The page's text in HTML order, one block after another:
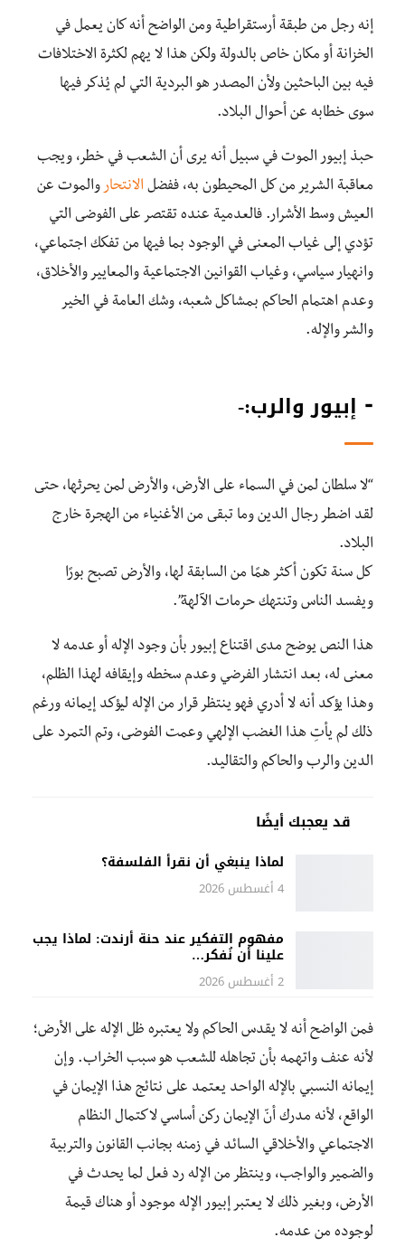
إنه رجل من طبقة أرستقراطية ومن الواضح أنه كان يعمل في
الخزانة أو مكان خاص بالدولة ولكن هذا لا يهم لكثرة الاختلافات
فيه بين الباحثين ولأن المصدر هو البردية التي لم يُذكر فيها
سوى خطابه عن أحوال البلاد.
حبذ إبيور الموت في سبيل أنه يرى أن الشعب في خطر، ويجب
معاقبة الشرير من كل المحيطون به، ففضل الانتحاروالموت عن
العيش وسط الأشرار. فالعدمية عنده تقتصر على الفوضى التي
تؤدي إلى غياب المعنى في الوجود بما فيها من تفكك اجتماعي،
وانهيار سياسي، وغياب القوانين الاجتماعية والمعايير والأخلاق،
وعدم اهتمام الحاكم بمشاكل شعبه، وشك العامة في الخير
والشر والإله.
⁃ إبيور والرب:-
“لا سلطان لمن في السماء على الأرض، والأرض لمن يحرثها، حتى
لقد اضطر رجال الدين وما تبقى من الأغنياء من الهجرة خارج
البلاد.
كل سنة تكون أكثر همًا من السابقة لها، والأرض تصبح بورًا
ويفسد الناس وتنتهك حرمات الآلهة”.
هذا النص يوضح مدى اقتناع إبيور بأن وجود الإله أو عدمه لا
معنى له، بعد انتشار الفرضي وعدم سخطه وإيقافه لهذا الظلم،
وهذا يؤكد أنه لا أدري فهو ينتظر قرار من الإله ليؤكد إيمانه ورغم
ذلك لم يأتِ هذا الغضب الإلهي وعمت الفوضى، وتم التمرد على
الدين والرب والحاكم والتقاليد.
قد يعجبك أيضًا
لماذا ينبغي أن نقرأ الفلسفة؟
4 أغسطس 2026
مفهوم التفكير عند حنة أرندت: لماذا يجب
علينا أن نُفكر…
2 أغسطس 2026
فمن الواضح أنه لا يقدس الحاكم ولا يعتبره ظل الإله على الأرض؛
لأنه عنف واتهمه بأن تجاهله للشعب هو سبب الخراب. وإن
إيمانه النسبي بالإله الواحد يعتمد على نتائج هذا الإيمان في
الواقع، لأنه مدرك أنّ الإيمان ركن أساسي لاكتمال النظام
الاجتماعي والأخلاقي السائد في زمنه بجانب القانون والتربية
والضمير والواجب، وينتظر من الإله رد فعل لما يحدث في
الأرض، وبغير ذلك لا يعتبر إبيور الإله موجود أو هناك قيمة
لوجوده من عدمه.